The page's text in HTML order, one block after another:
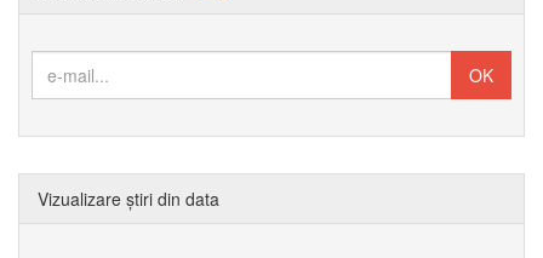
Vizualizare știri din data